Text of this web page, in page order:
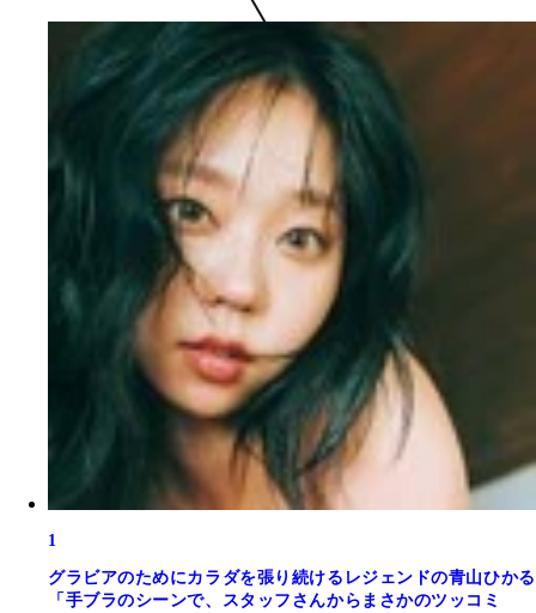
1
グラビアのためにカラダを張り続けるレジェンドの青山ひかる
「手ブラのシーンで、スタッフさんからまさかのツッコミ